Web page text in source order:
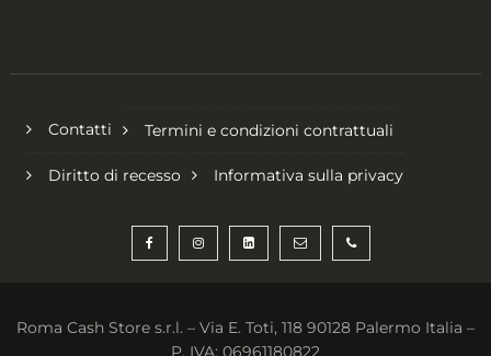
Contatti Termini e condizioni contrattuali
Diritto di recesso Informativa sulla privacy
Roma Cash Store s.r.l. – Via E. Toti, 118 90128 Palermo Italia –
P. IVA: 06961180822